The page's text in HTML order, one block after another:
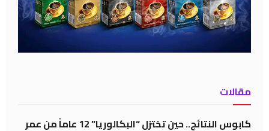
مقالات
كابوس النتائج.. حين تختزل “البكالوريا” 12 عاماً من عمر